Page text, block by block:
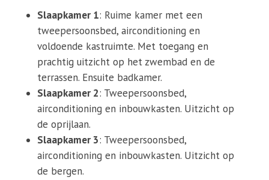
Slaapkamer 1: Ruime kamer met een
tweepersoonsbed, airconditioning en
voldoende kastruimte. Met toegang en
prachtig uitzicht op het zwembad en de
terrassen. Ensuite badkamer.
Slaapkamer 2: Tweepersoonsbed,
airconditioning en inbouwkasten. Uitzicht op
de oprijlaan.
Slaapkamer 3: Tweepersoonsbed,
airconditioning en inbouwkasten. Uitzicht op
de bergen.